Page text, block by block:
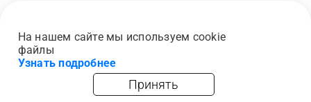
На нашем сайте мы используем cookie
файлы
Узнать подробнее
Принять